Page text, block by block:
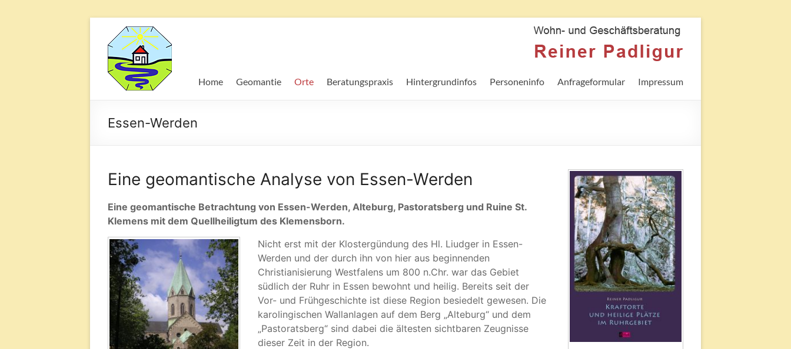
Geomantie
Kraftorte
und
auf
Home Geomantie Orte Beratungspraxis Hintergrundinfos Personeninfo Anfrageformular Impressum
Essen-Werden
Eine geomantische Analyse von Essen-Werden
Eine geomantische Betrachtung von Essen-Werden, Alteburg, Pastoratsberg und Ruine St.
Klemens mit dem Quellheiligtum des Klemensborn.
Nicht erst mit der Klostergündung des Hl. Liudger in Essen-
Werden und der durch ihn von hier aus beginnenden
Christianisierung Westfalens um 800 n.Chr. war das Gebiet
südlich der Ruhr in Essen bewohnt und heilig. Bereits seit der
Vor- und Frühgeschichte ist diese Region besiedelt gewesen. Die
karolingischen Wallanlagen auf dem Berg „Alteburg“ und dem
„Pastoratsberg“ sind dabei die ältesten sichtbaren Zeugnisse
dieser Zeit in der Region.